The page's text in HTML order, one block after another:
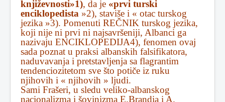
književnosti»1), da je «prvi turski
enciklopedista »2), staviše i « otac turskog
jezika »3). Pomenuti REČNIK turskog jezika,
koji nije ni prvi ni najsavršeniji, Albanci ga
nazivaju ENCIKLOPEDIJA4), fenomen ovaj
sada poznat u praksi albanskih falsifikatora,
naduvavanja i pretstavljenja sa flagrantim
tendenciozitetom sve što potiče iz ruku
njihovih i « njihovih » ljudi.
Sami Frašeri, u sledu veliko-albanskog
nacionalizma i šovinizma E.Brandia i A.